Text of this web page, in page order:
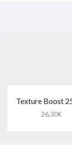
Texture Boost
26,30€